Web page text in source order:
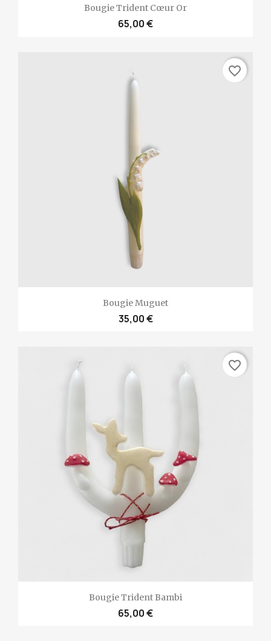
Bougie Trident Cœur Or
65,00 €
Bougie Muguet
35,00 €
favorite_border
Bougie Trident Bambi
65,00 €
favorite_border